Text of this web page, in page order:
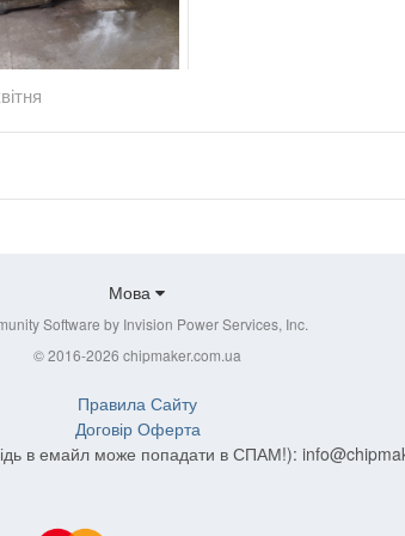
Мова
Software by Invision Power Services, Inc.
© 2016-2026 chipmaker.com.ua
Правила Сайту
Договір Оферта
в емайл може попадати в СПАМ!):